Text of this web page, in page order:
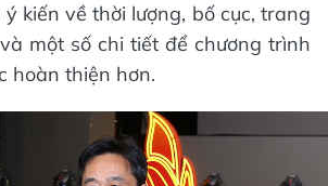
kiến về thời lượng, bố cục, trang
một số chi tiết để chương trình
hoàn thiện hơn.